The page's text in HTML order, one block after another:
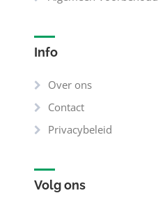
Info
Over ons
Contact
Privacybeleid
Volg ons